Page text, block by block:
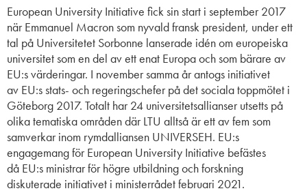
European University Initiative fick sin start i september 2017
när Emmanuel Macronsom nyvald fransk president, under ett
tal på Universitetet Sorbonne lanserade idénom europeiska
universitet som en del av ett enat Europa och som bärare av
EU:s värderingar. I november samma årantogs initiativet
av EU:sstats- och regeringscheferpådet sociala toppmötet i
Göteborg 2017. Totalt har 24 universitetsallianser utsetts på
olika tematiska områden där LTU alltså ärett av fem som
samverkar inom rymdalliansen UNIVERSEH. EU:s
engagemang förEuropean University Initiative befästes
då EU:s ministrar för högre utbildning och forskning
diskuterade initiativet i ministerrådetfebruari 2021.